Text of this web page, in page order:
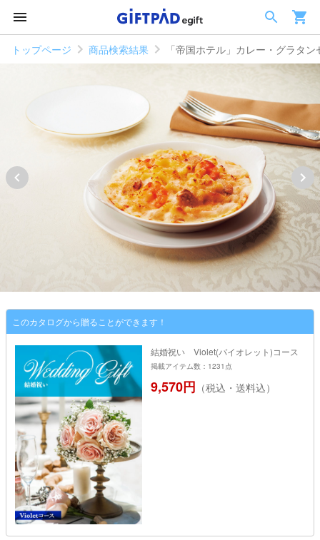
トップページ 商品検索結果 「帝国ホテル」カレー・グラタン
このカタログから贈ることができます！
結婚祝い Violet(バイオレット)コース
掲載アイテム数：1231点
9,570円 （税込・送料込）